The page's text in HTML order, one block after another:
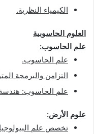
الكيمياء النظرية.
العلوم الحاسوبية
علم الحاسوب:
علم الحاسوب.
التزامن والبرمجة
علم الحاسوب:
علوم الأرض:
تخصص علم البيولوجيا